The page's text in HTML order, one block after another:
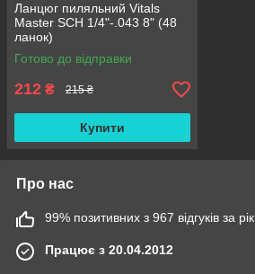
Ланцюг пиляльний Vitals
Master SСH 1/4"-.043 8" (48
ланок)
Готово до відправки
212 ₴ 215 ₴
Купити
Про нас
99% позитивних з 967 відгуків за рік
Працює з 20.04.2012